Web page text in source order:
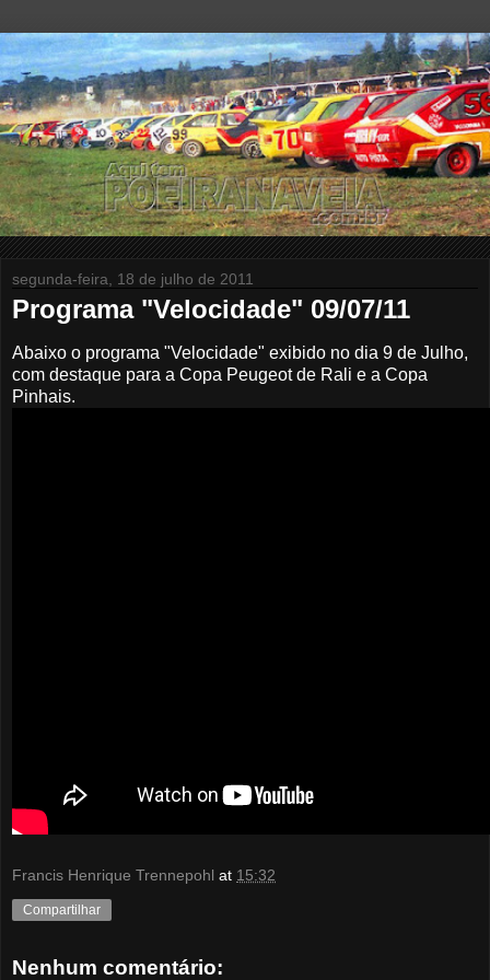
segunda-feira, 18 de julho de 2011
Programa "Velocidade" 09/07/11
Abaixo o programa "Velocidade" exibido no dia 9 de Julho,
com destaque para a Copa Peugeot de Rali e a Copa
Pinhais.
Francis Henrique Trennepohl at 15:32
Compartilhar
Nenhum comentário: